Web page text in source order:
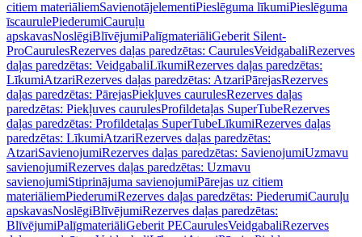
citiem materiāliemSavienotājelementiPieslēguma līkumiPieslēguma
īscaurulePiederumiCauruļu
apskavasNoslēgiBlīvējumiPalīgmateriāliGeberit Silent-
ProCaurulesRezerves daļas paredzētas: CaurulesVeidgabaliRezerves
daļas paredzētas: VeidgabaliLīkumiRezerves daļas paredzētas:
LīkumiAtzariRezerves daļas paredzētas: AtzariPārejasRezerves
daļas paredzētas: PārejasPiekļuves caurulesRezerves daļas
paredzētas: Piekļuves caurulesProfildetaļas SuperTubeRezerves
daļas paredzētas: Profildetaļas SuperTubeLīkumiRezerves daļas
paredzētas: LīkumiAtzariRezerves daļas paredzētas:
AtzariSavienojumiRezerves daļas paredzētas: SavienojumiUzmavu
savienojumiRezerves daļas paredzētas: Uzmavu
savienojumiStiprinājuma savienojumiPārejas uz citiem
materiāliemPiederumiRezerves daļas paredzētas: PiederumiCauruļu
apskavasNoslēgiBlīvējumiRezerves daļas paredzētas:
BlīvējumiPalīgmateriāliGeberit PECaurulesVeidgabaliRezerves